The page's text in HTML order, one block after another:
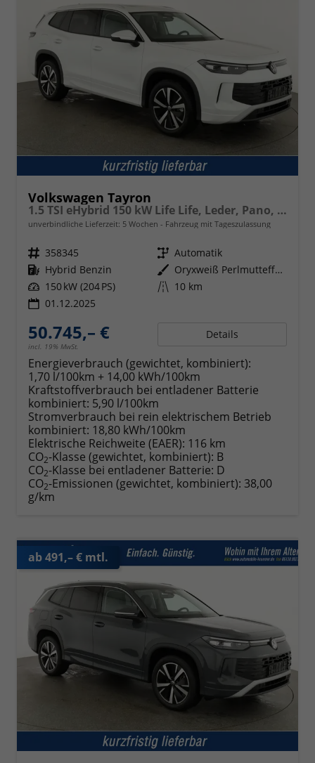
Volkswagen Tayron
1.5 TSI eHybrid 150 kW Life Life, Leder, Pano, HuD, AHK, AreaView, Side, Navi, Winter, 5-J. Garantie
unverbindliche Lieferzeit: 5 Wochen Fahrzeug mit Tageszulassung
Fahrzeugnr. 358345 Getriebe Automatik
Kraftstoff Hybrid Benzin Außenfarbe
Oryxweiß Perlmutteffekt
Leistung 150 kW (204 PS) Kilometerstand 10 km
01.12.2025
50.745,– €
incl. 19% MwSt.
Details
Energieverbrauch (gewichtet, kombiniert):
1,70 l/100km + 14,00 kWh/100km
Kraftstoffverbrauch bei entladener Batterie
kombiniert: 5,90 l/100km
Stromverbrauch bei rein elektrischem Betrieb
kombiniert: 18,80 kWh/100km
Elektrische Reichweite (EAER): 116 km
CO2-Klasse (gewichtet, kombiniert): B
CO2-Klasse bei entladener Batterie: D
CO2-Emissionen (gewichtet, kombiniert): 38,00
g/km
ab 491,– € mtl.